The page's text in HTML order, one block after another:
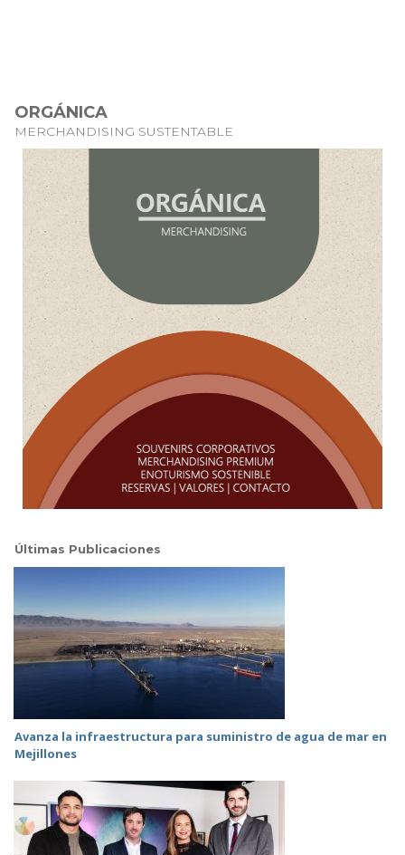
ORGÁNICA
MERCHANDISING SUSTENTABLE
Últimas Publicaciones
Avanza la infraestructura para suministro de agua de mar en
Mejillones